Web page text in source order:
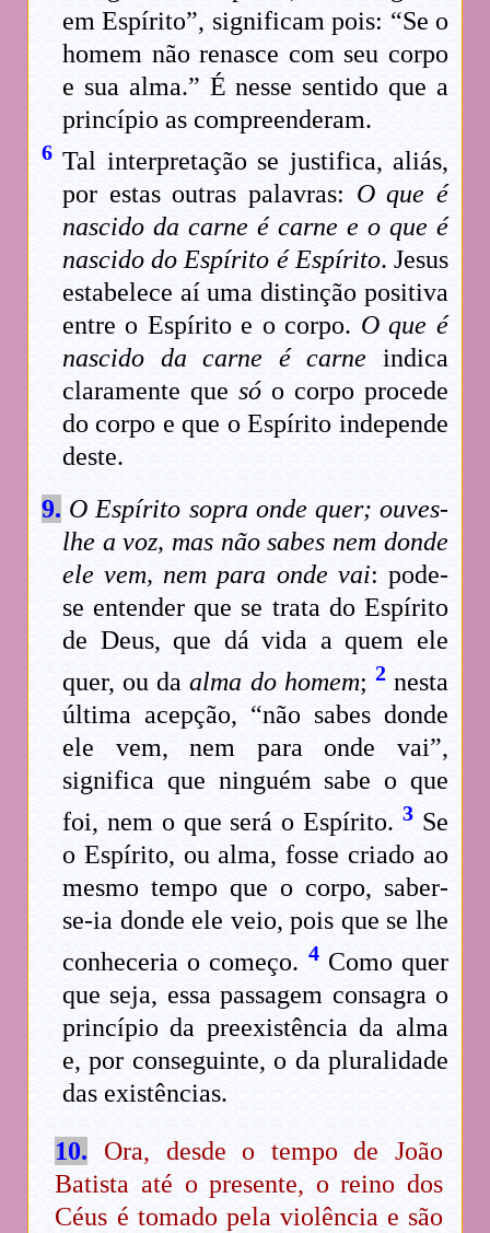
em Espírito”, significam pois: “Se o
homem não renasce com seu corpo
e sua alma.” É nesse sentido que a
princípio as compreenderam.
6 Tal interpretação se justifica, aliás,
por estas outras palavras: O que é
nascido da carne é carne e o que é
nascido do Espírito é Espírito. Jesus
estabelece aí uma distinção positiva
entre o Espírito e o corpo. O que é
nascido da carne é carne indica
claramente que sóo corpo procede
do corpo e que o Espírito independe
deste.
9. O Espírito sopra onde quer; ouves-
lhe a voz, mas não sabes nem donde
ele vem, nem para onde vai: pode-
se entender que se trata do Espírito
de Deus, que dá vida a quem ele
quer, ou daalma do homem; 2nesta
última acepção, “não sabes donde
ele vem, nem para onde vai”,
significa que ninguém sabe o que
foi, nem o que será o Espírito.3 Se
o Espírito, ou alma, fosse criado ao
mesmo tempo que o corpo, saber-
se-ia donde ele veio, pois que se lhe
conheceria o começo. 4Como quer
que seja, essa passagem consagra o
princípio da preexistência da alma
e, por conseguinte, o da pluralidade
das existências.
10. Ora, desde o tempo de João
Batista até o presente, o reino dos
Céus é tomado pela violência e são